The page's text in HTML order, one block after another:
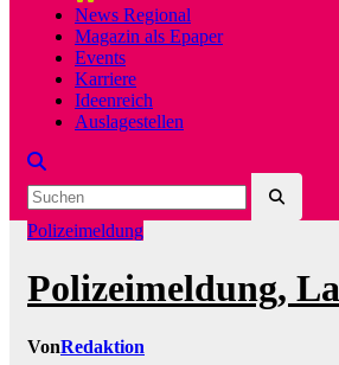
News Regional
Magazin als Epaper
Events
Karriere
Ideenreich
Auslagestellen
Polizeimeldung
Polizeimeldung,
VonRedaktion